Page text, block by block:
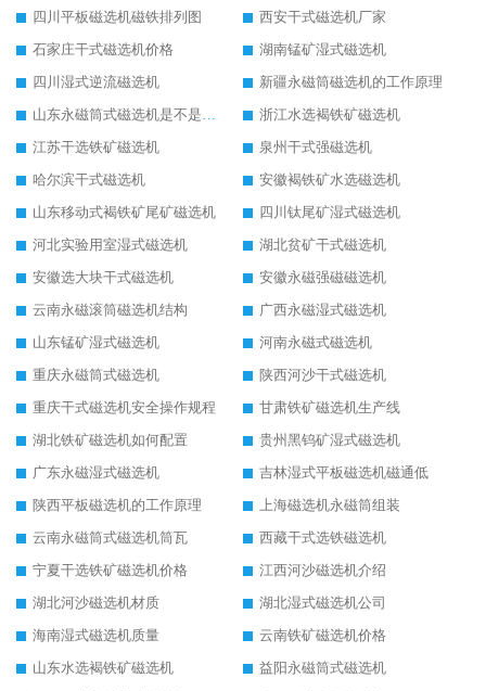
四川平板磁选机磁铁排列图
西安干式磁选机厂家
石家庄干式磁选机价格
湖南锰矿湿式磁选机
四川湿式逆流磁选机
新疆永磁筒磁选机的工作原理
山东永磁筒式磁选机是不是强磁
浙江水选褐铁矿磁选机
江苏干选铁矿磁选机
泉州干式强磁选机
哈尔滨干式磁选机
安徽褐铁矿水选磁选机
山东移动式褐铁矿尾矿磁选机
四川钛尾矿湿式磁选机
河北实验用室湿式磁选机
湖北贫矿干式磁选机
安徽选大块干式磁选机
安徽永磁强磁磁选机
云南永磁滚筒磁选机结构
广西永磁湿式磁选机
山东锰矿湿式磁选机
河南永磁式磁选机
重庆永磁筒式磁选机
陕西河沙干式磁选机
重庆干式磁选机安全操作规程
甘肃铁矿磁选机生产线
湖北铁矿磁选机如何配置
贵州黑钨矿湿式磁选机
广东永磁湿式磁选机
吉林湿式平板磁选机磁通低
陕西平板磁选机的工作原理
上海磁选机永磁筒组装
云南永磁筒式磁选机筒瓦
西藏干式选铁磁选机
宁夏干选铁矿磁选机价格
江西河沙磁选机介绍
湖北河沙磁选机材质
湖北湿式磁选机公司
海南湿式磁选机质量
云南铁矿磁选机价格
山东水选褐铁矿磁选机
益阳永磁筒式磁选机